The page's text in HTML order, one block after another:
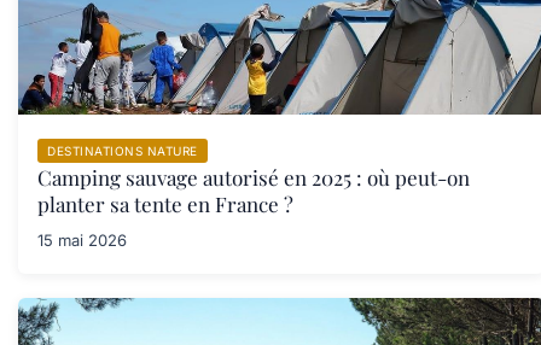
DESTINATIONS NATURE
Camping sauvage autorisé en 2025 : où peut-on
planter sa tente en France ?
15 mai 2026